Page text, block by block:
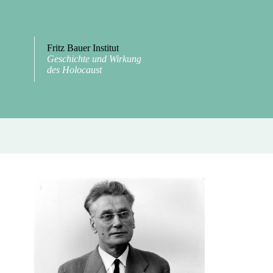
Fritz Bauer Institut
Geschichte und Wirkung
des Holocaust